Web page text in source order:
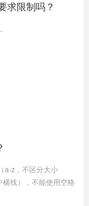
求限制吗？
a-z，不区分大小
线），不能使用空格